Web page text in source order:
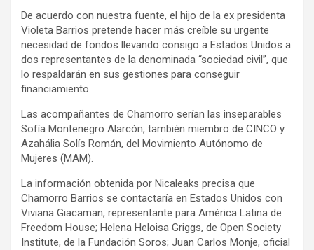
De acuerdo con nuestra fuente, el hijo de la ex presidenta
Violeta Barrios pretende hacer más creíble su urgente
necesidad de fondos llevando consigo a Estados Unidos a
dos representantes de la denominada “sociedad civil”, que
lo respaldarán en sus gestiones para conseguir
financiamiento.
Las acompañantes de Chamorro serían las inseparables
Sofía Montenegro Alarcón, también miembro de CINCO y
Azahália Solís Román, del Movimiento Autónomo de
Mujeres (MAM).
La información obtenida por Nicaleaks precisa que
Chamorro Barrios se contactaría en Estados Unidos con
Viviana Giacaman, representante para América Latina de
Freedom House; Helena Heloisa Griggs, de Open Society
Institute, de la Fundación Soros; Juan Carlos Monje, oficial